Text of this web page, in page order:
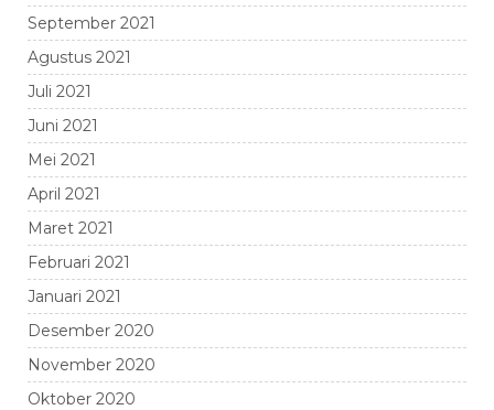
September 2021
Agustus 2021
Juli 2021
Juni 2021
Mei 2021
April 2021
Maret 2021
Februari 2021
Januari 2021
Desember 2020
November 2020
Oktober 2020